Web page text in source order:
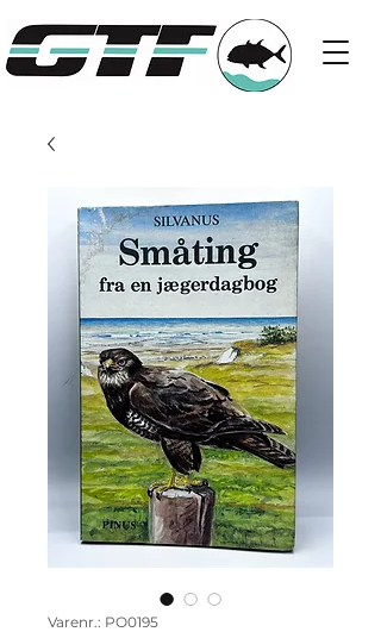
Varenr.: PO0195